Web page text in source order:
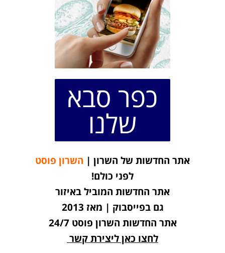
כפר סבא
שלנו
אתר החדשות של השרון | השרון פוסט
לפני כולם!
אתר החדשות המוביל באיזור
גם בפייסבוק | מאז 2013
אתר החדשות השרון פוסט 24/7
לחצו כאן ליצירת קשר